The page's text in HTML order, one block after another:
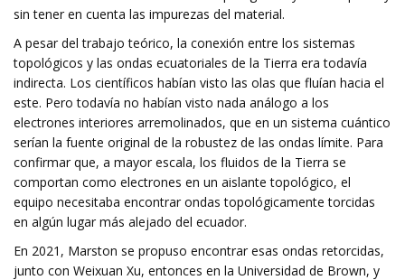
sin tener en cuenta las impurezas del material.
A pesar del trabajo teórico, la conexión entre los sistemas
topológicos y las ondas ecuatoriales de la Tierra era todavía
indirecta. Los científicos habían visto las olas que fluían hacia el
este. Pero todavía no habían visto nada análogo a los
electrones interiores arremolinados, que en un sistema cuántico
serían la fuente original de la robustez de las ondas límite. Para
confirmar que, a mayor escala, los fluidos de la Tierra se
comportan como electrones en un aislante topológico, el
equipo necesitaba encontrar ondas topológicamente torcidas
en algún lugar más alejado del ecuador.
En 2021, Marston se propuso encontrar esas ondas retorcidas,
junto con Weixuan Xu, entonces en la Universidad de Brown, y